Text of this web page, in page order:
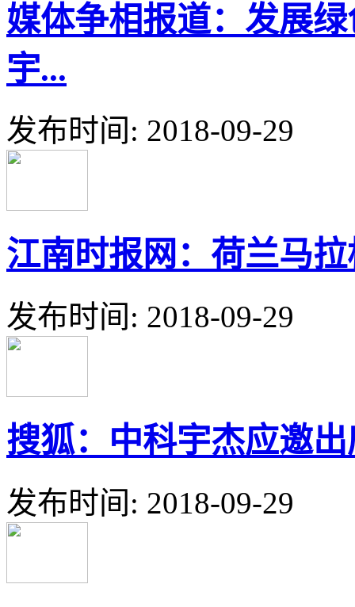
媒体争相报道：发展
宇...
发布时间: 2018-09-29
江南时报网：荷兰马
发布时间: 2018-09-29
搜狐：中科宇杰应邀
发布时间: 2018-09-29